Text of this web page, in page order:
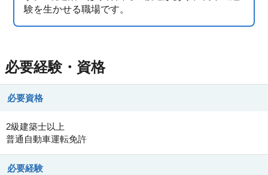
験を生かせる職場です。
必要経験・資格
必要資格
2級建築士以上
普通自動車運転免許
必要経験